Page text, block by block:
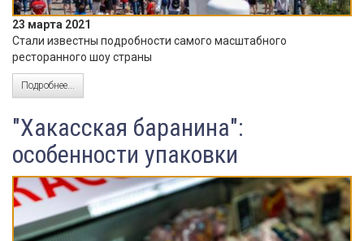
23 марта 2021
Стали известны подробности самого масштабного
ресторанного шоу страны
Подробнее...
"Хакасская баранина":
особенности упаковки